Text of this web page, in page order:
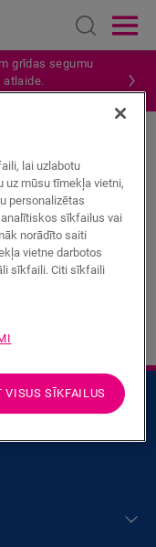
Open
grīdas segumu
atlaide.
kas atbilst jūsu
vēlreiz!
lai uzlabotu
uz mūsu tīmekļa vietni,
personalizētas
sīkfailus vai
norādīto saiti
vietne darbotos
sīkfaili. Citi sīkfaili
VISUS SĪKFAILUS